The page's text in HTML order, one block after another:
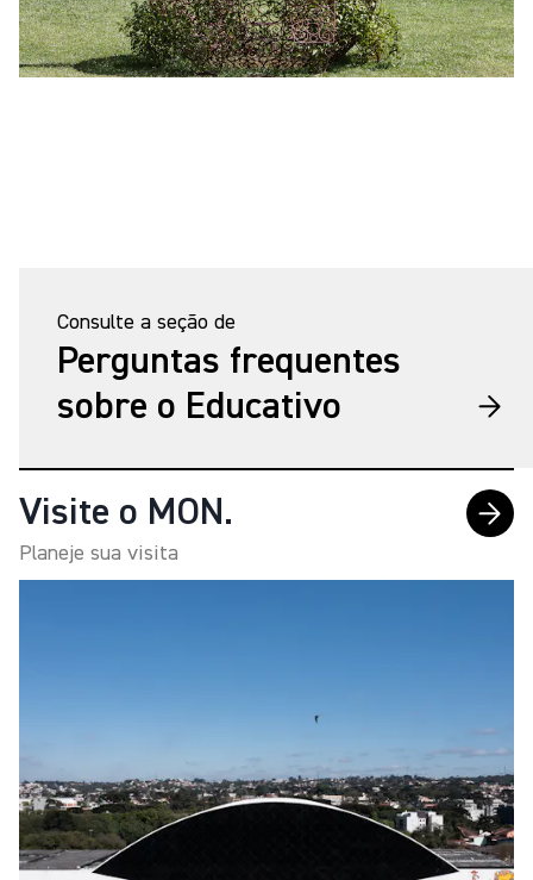
Consulte a seção de
Perguntas frequentes
sobre o Educativo
Visite o MON.
Planeje sua visita